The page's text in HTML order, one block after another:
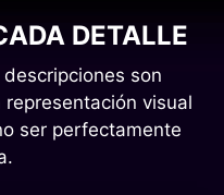
DETALLE
son
visual
ser perfectamente